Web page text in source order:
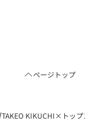
ページトップ
TAKEO KIKUCHI×トップ